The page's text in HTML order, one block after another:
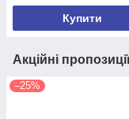
Купити
Акційні
–25%